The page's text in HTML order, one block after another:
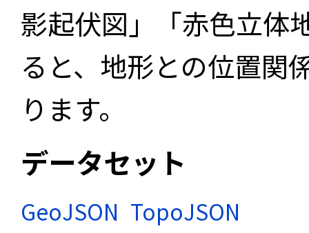
影起伏図」「赤色立体
ると、地形との位置関
ります。
データセット
GeoJSON TopoJSON